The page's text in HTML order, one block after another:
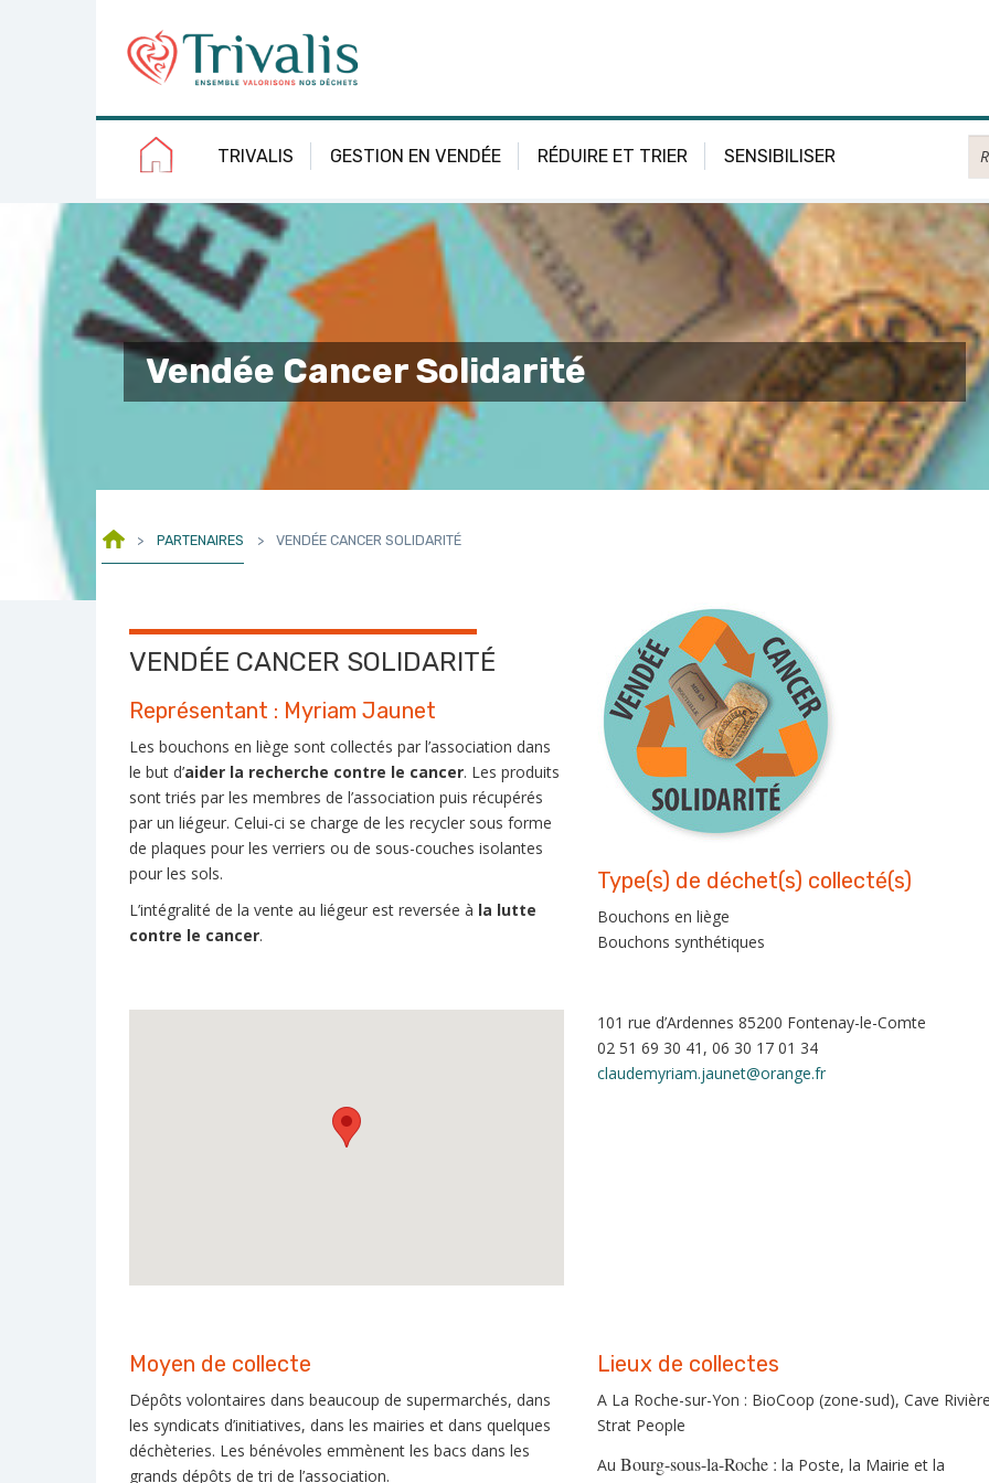
TRIVALIS GESTION EN VENDÉE RÉDUIRE ET TRIER SENSIBILISER
Vendée Cancer Solidarité
> PARTENAIRES > VENDÉE CANCER SOLIDARITÉ
VENDÉE CANCER SOLIDARITÉ
Représentant : Myriam Jaunet
Les bouchons en liège sont collectés par l’association dans
le but d’aider la recherche contre le cancer. Les produits
sont triés par les membres de l’association puis récupérés
par un liégeur. Celui-ci se charge de les recycler sous forme
de plaques pour les verriers ou de sous-couches isolantes
pour les sols.
L’intégralité de la vente au liégeur est reversée à la lutte
contre le cancer.
Type(s) de déchet(s) collecté(s)
Bouchons en liège
Bouchons synthétiques
101 rue d’Ardennes 85200 Fontenay-le-Comte
02 51 69 30 41, 06 30 17 01 34
claudemyriam.jaunet@orange.fr
Moyen de collecte
Dépôts volontaires dans beaucoup de supermarchés, dans
les syndicats d’initiatives, dans les mairies et dans quelques
déchèteries. Les bénévoles emmènent les bacs dans les
grands dépôts de tri de l’association.
Lieux de collectes
A La Roche-sur-Yon : BioCoop (zone-sud), Cave
Strat People
Au Bourg-sous-la-Roche : la Poste, la Mairie et la